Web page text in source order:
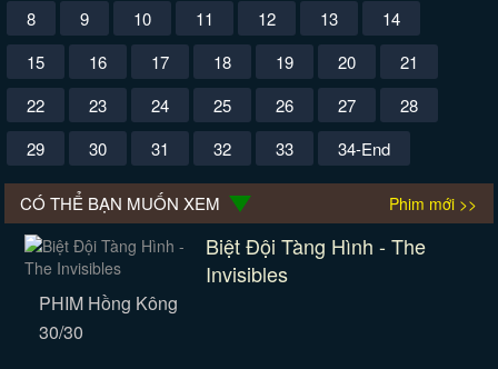
8
9 10 11 12 13
14
15
16 17 18 19 20
21
22
23 24 25 26 27
28
29
30 31 32 33 34-End
CÓ THỂ BẠN MUỐN XEM Phim mới >>
Biệt Đội Tàng Hình - The
Invisibles
PHIM Hồng Kông
30/30